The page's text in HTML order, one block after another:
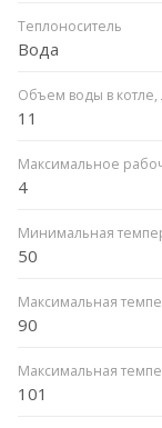
Теплоноситель
Вода
Объем воды в котле,
11
Максимальное
4
Минимальная
50
Максимальная
90
Максимальная
101